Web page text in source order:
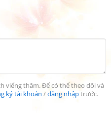
viếng thăm. Để có thể theo dõi và
ký tài khoản /đăng nhậptrước.